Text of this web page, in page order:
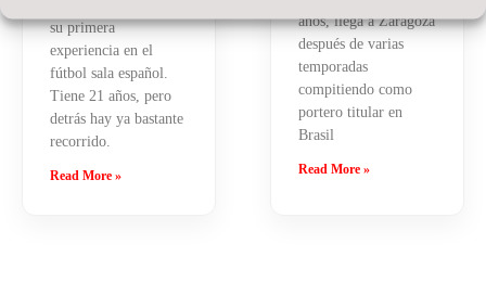
su primera
experiencia en el
fútbol sala español.
Tiene 21 años, pero
detrás hay ya bastante
recorrido.
Read More »
años, llega a Zaragoza
después de varias
temporadas
compitiendo como
portero titular en
Brasil
Read More »